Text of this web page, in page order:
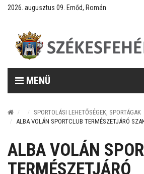
2026. augusztus 09. Emőd, Román
MENÜ
SPORTOLÁSI LEHETŐSÉGEK, SPORTÁGAK
ALBA VOLÁN SPORTCLUB TERMÉSZETJÁRÓ
ALBA VOLÁN
TERMÉSZETJÁRÓ